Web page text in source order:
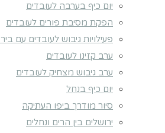
יום כיף בערבה לעובדים
הפקת מסיבת פורים לעובדים
פעילויות גיבוש לעובדים עם
ערב קזינו לעובדים
ערב גיבוש מצחיק לעובדים
יום כיף בנחל
סיור מודרך ביפו העתיקה
ירושלים בין הרים ונחלים